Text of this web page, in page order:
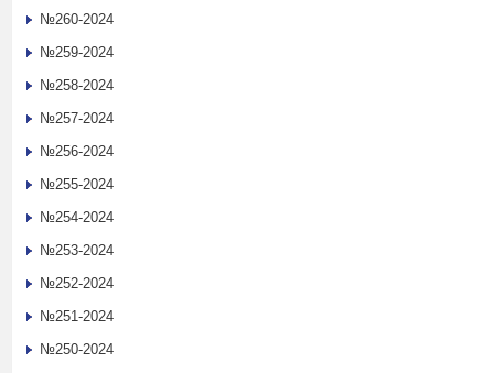
№260-2024
№259-2024
№258-2024
№257-2024
№256-2024
№255-2024
№254-2024
№253-2024
№252-2024
№251-2024
№250-2024